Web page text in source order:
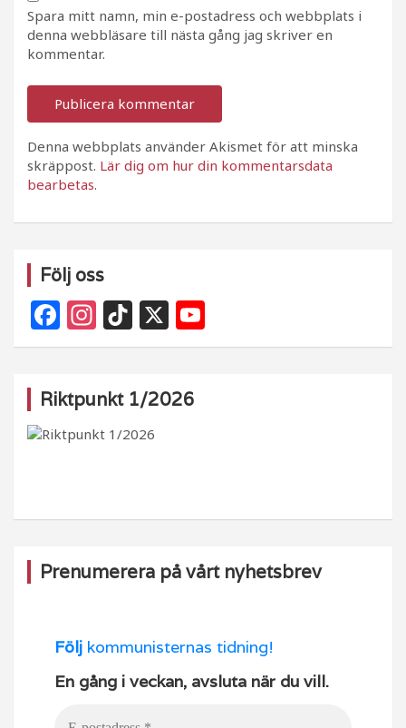
Spara mitt namn, min e-postadress och webbplats i
denna webbläsare till nästa gång jag skriver en
kommentar.
Denna webbplats använder Akismet för att minska
skräppost. Lär dig om hur din kommentarsdata
bearbetas.
Följ oss
F
a
e
b
k
In
st
g
ra
Ti
k
o
k
X
o
Riktpunkt 1/2026
Prenumerera på vårt nyhetsbrev
Följ kommunisternas tidning!
En gång i veckan, avsluta när du vill.